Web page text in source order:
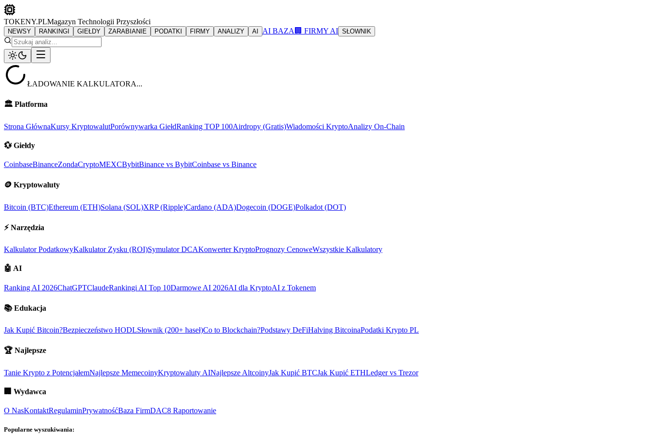
TOKENY.PLMagazyn Technologii Przyszłości
NEWSY RANKINGI GIEŁDY ZARABIANIE PODATKI FIRMY ANALIZY AI AI BAZA 🏢 FIRMY AI SŁOWNIK
ŁADOWANIE KALKULATORA...
🏛️ Platforma
Strona GłównaKursy KryptowalutPorównywarka GiełdRanking TOP 100Airdropy (Gratis)Wiadomości KryptoAnalizy On-Chain
💱 Giełdy
CoinbaseBinanceZondaCryptoMEXCBybitBinance vs BybitCoinbase vs Binance
🪙 Kryptowaluty
Bitcoin (BTC)Ethereum (ETH)Solana (SOL)XRP (Ripple)Cardano (ADA)Dogecoin (DOGE)Polkadot (DOT)
⚡ Narzędzia
Kalkulator PodatkowyKalkulator Zysku (ROI)Symulator DCAKonwerter KryptoPrognozy CenoweWszystkie Kalkulatory
🤖 AI
Ranking AI 2026ChatGPTClaudeRankingi AI Top 10Darmowe AI 2026AI dla KryptoAI z Tokenem
📚 Edukacja
Jak Kupić Bitcoin?Bezpieczeństwo HODLSłownik (200+ haseł)Co to Blockchain?Podstawy DeFiHalving BitcoinaPodatki Krypto PL
🏆 Najlepsze
Tanie Krypto z PotencjałemNajlepsze MemecoinyKryptowaluty AINajlepsze AltcoinyJak Kupić BTCJak Kupić ETHLedger vs Trezor
🏢 Wydawca
O NasKontaktRegulaminPrywatnośćBaza FirmDAC8 Raportowanie
Popularne wyszukiwania: